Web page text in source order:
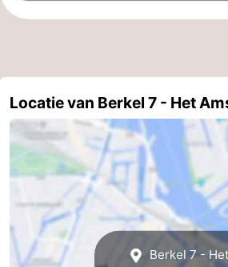
Locatie van Berkel 7 - Het
Berkel 7 - Het